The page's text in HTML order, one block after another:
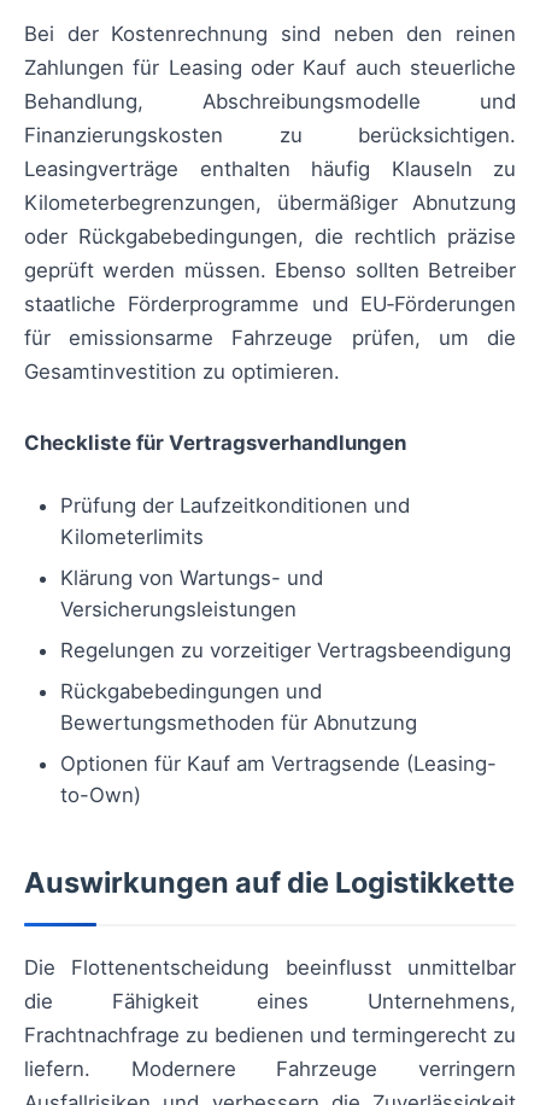
Bei der Kostenrechnung sind neben den reinen
Zahlungen für Leasing oder Kauf auch steuerliche
Behandlung, Abschreibungsmodelle und
Finanzierungskosten zu berücksichtigen.
Leasingverträge enthalten häufig Klauseln zu
Kilometerbegrenzungen, übermäßiger Abnutzung
oder Rückgabebedingungen, die rechtlich präzise
geprüft werden müssen. Ebenso sollten Betreiber
staatliche Förderprogramme und EU‑Förderungen
für emissionsarme Fahrzeuge prüfen, um die
Gesamtinvestition zu optimieren.
Checkliste für Vertragsverhandlungen
Prüfung der Laufzeitkonditionen und
Kilometerlimits
Klärung von Wartungs- und
Versicherungsleistungen
Regelungen zu vorzeitiger Vertragsbeendigung
Rückgabebedingungen und
Bewertungsmethoden für Abnutzung
Optionen für Kauf am Vertragsende (Leasing-
to-Own)
Auswirkungen auf die Logistikkette
Die Flottenentscheidung beeinflusst unmittelbar
die Fähigkeit eines Unternehmens,
Frachtnachfrage zu bedienen und termingerecht zu
liefern. Modernere Fahrzeuge verringern